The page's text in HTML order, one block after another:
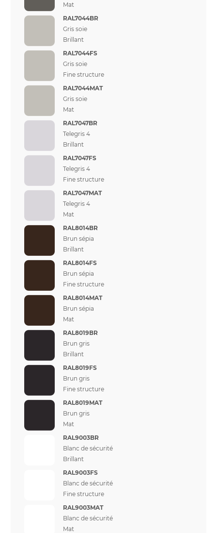
Mat
RAL7044BR
Gris soie
Brillant
RAL7044FS
Gris soie
Fine structure
RAL7044MAT
Gris soie
Mat
RAL7047BR
Telegris 4
Brillant
RAL7047FS
Telegris 4
Fine structure
RAL7047MAT
Telegris 4
Mat
RAL8014BR
Brun sépia
Brillant
RAL8014FS
Brun sépia
Fine structure
RAL8014MAT
Brun sépia
Mat
RAL8019BR
Brun gris
Brillant
RAL8019FS
Brun gris
Fine structure
RAL8019MAT
Brun gris
Mat
RAL9003BR
Blanc de sécurité
Brillant
RAL9003FS
Blanc de sécurité
Fine structure
RAL9003MAT
Blanc de sécurité
Mat